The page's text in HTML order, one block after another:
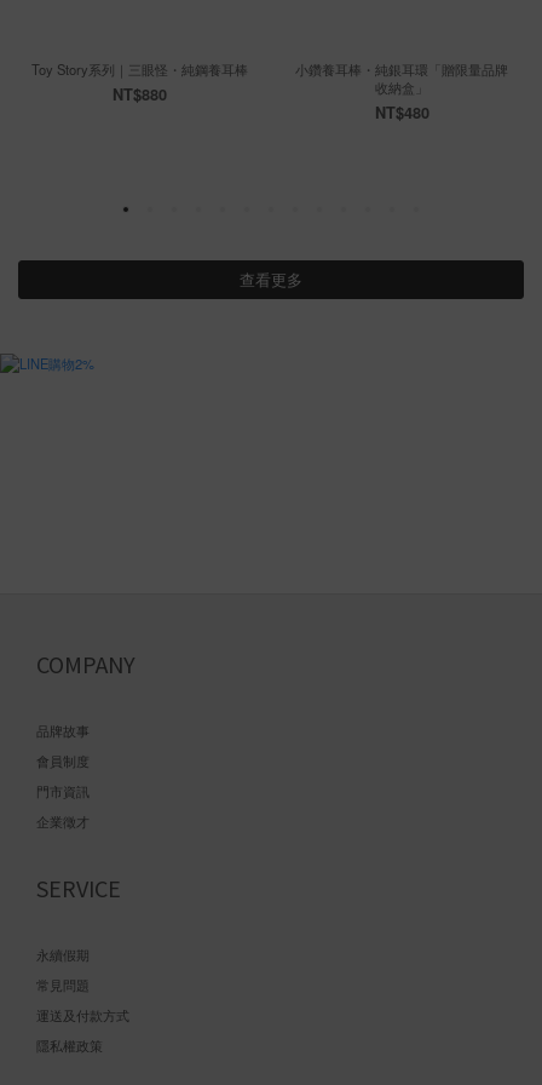
Toy Story系列｜三眼怪・純鋼養耳棒
NT$880
小鑽養耳棒・純銀耳環「贈限量品牌
收納盒」
NT$480
查看更多
COMPANY
品牌故事
會員制度
門市資訊
企業徵才
SERVICE
永續假期
常見問題
運送及付款方式
隱私權政策